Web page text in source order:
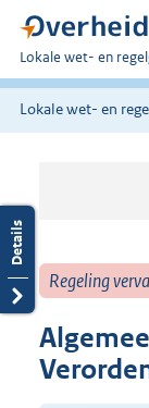
U
bent
hier:
Lokale wet- en
Lokale wet- en
Regeling